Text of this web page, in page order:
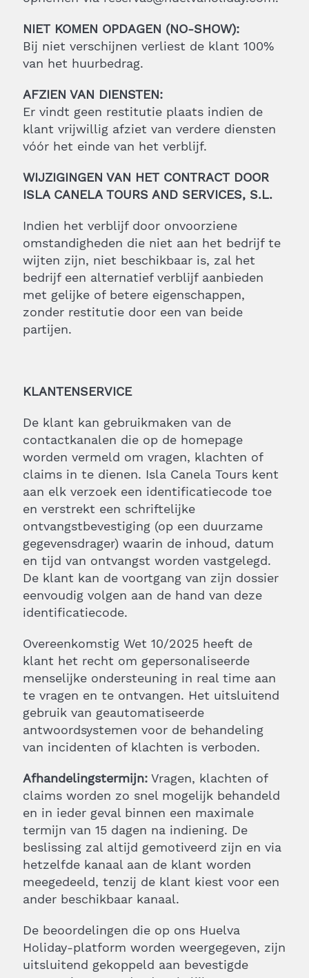
NIET KOMEN OPDAGEN (NO-SHOW):
Bij niet verschijnen verliest de klant 100%
van het huurbedrag.
AFZIEN VAN DIENSTEN:
Er vindt geen restitutie plaats indien de
klant vrijwillig afziet van verdere diensten
vóór het einde van het verblijf.
WIJZIGINGEN VAN HET CONTRACT DOOR
ISLA CANELA TOURS AND SERVICES, S.L.
Indien het verblijf door onvoorziene
omstandigheden die niet aan het bedrijf te
wijten zijn, niet beschikbaar is, zal het
bedrijf een alternatief verblijf aanbieden
met gelijke of betere eigenschappen,
zonder restitutie door een van beide
partijen.
KLANTENSERVICE
De klant kan gebruikmaken van de
contactkanalen die op de homepage
worden vermeld om vragen, klachten of
claims in te dienen. Isla Canela Tours kent
aan elk verzoek een identificatiecode toe
en verstrekt een schriftelijke
ontvangstbevestiging (op een duurzame
gegevensdrager) waarin de inhoud, datum
en tijd van ontvangst worden vastgelegd.
De klant kan de voortgang van zijn dossier
eenvoudig volgen aan de hand van deze
identificatiecode.
Overeenkomstig Wet 10/2025 heeft de
klant het recht om gepersonaliseerde
menselijke ondersteuning in real time aan
te vragen en te ontvangen. Het uitsluitend
gebruik van geautomatiseerde
antwoordsystemen voor de behandeling
van incidenten of klachten is verboden.
Afhandelingstermijn:Vragen, klachten of
claims worden zo snel mogelijk behandeld
en in ieder geval binnen een maximale
termijn van 15 dagen na indiening. De
beslissing zal altijd gemotiveerd zijn en via
hetzelfde kanaal aan de klant worden
meegedeeld, tenzij de klant kiest voor een
ander beschikbaar kanaal.
De beoordelingen die op ons Huelva
Holiday-platform worden weergegeven, zijn
uitsluitend gekoppeld aan bevestigde